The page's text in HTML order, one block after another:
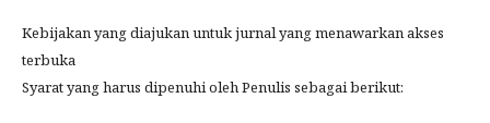
Kebijakan yang diajukan untuk jurnal yang menawarkan akses
terbuka
Syarat yang harus dipenuhi oleh Penulis sebagai berikut: